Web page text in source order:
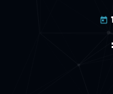
today